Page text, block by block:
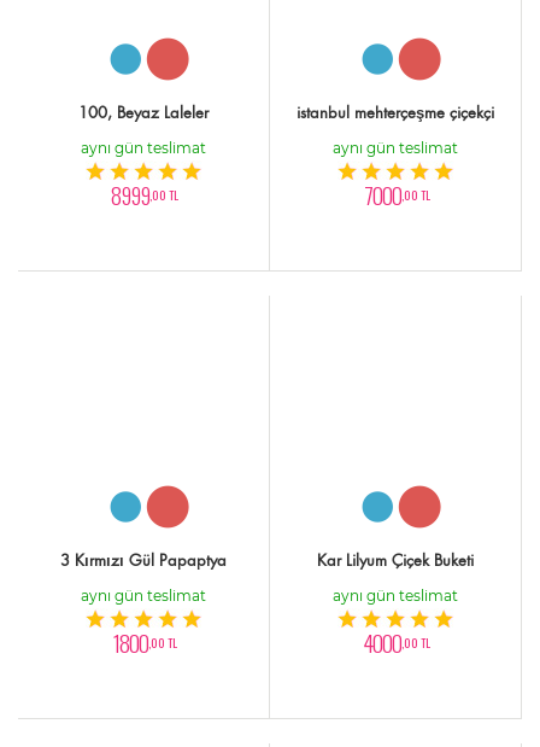
100, Beyaz Laleler
aynı gün teslimat
8999,00 TL
istanbul mehterçeşme çiçekçi
aynı gün teslimat
7000,00 TL
3 Kırmızı Gül Papaptya
aynı gün teslimat
1800,00 TL
Kar Lilyum Çiçek Buketi
aynı gün teslimat
4000,00 TL